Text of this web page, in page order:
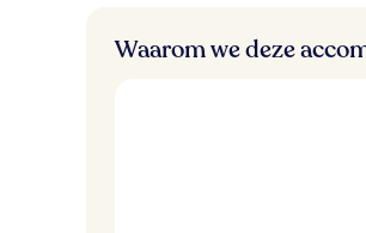
Waarom we deze